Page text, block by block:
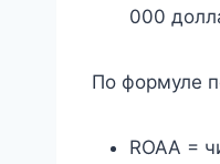
000
По формуле
ROAA =